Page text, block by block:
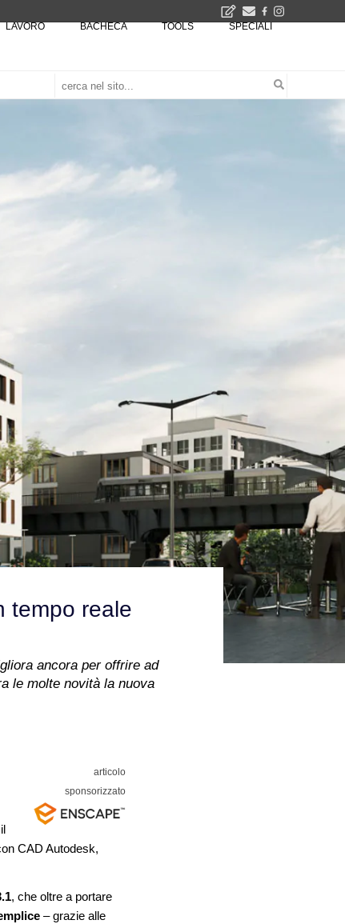
LAVORO BACHECA TOOLS SPECIALI
tempo reale
ancora per offrire ad
le molte novità la nuova
CAD Autodesk,
, che oltre a portare
– grazie alle